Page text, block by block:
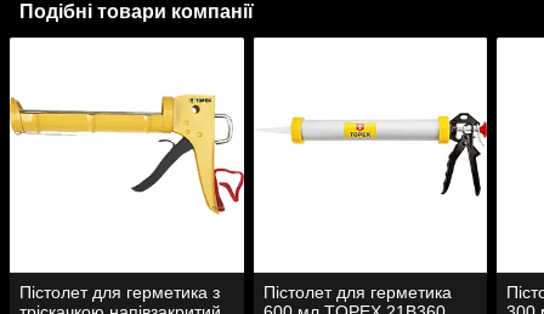
Подібні товари компанії
Пістолет для герметика з
Пістолет для герметика